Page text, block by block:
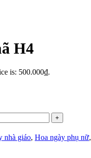
H4
is: 500.000₫.
nhà giáo, Hoa ngày phụ nữ,